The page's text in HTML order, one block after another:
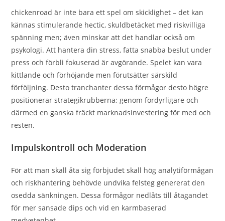
chickenroad är inte bara ett spel om skicklighet – det kan
kännas stimulerande hectic, skuldbetäcket med riskvilliga
spänning men; även minskar att det handlar också om
psykologi. Att hantera din stress, fatta snabba beslut under
press och förbli fokuserad är avgörande. Spelet kan vara
kittlande och förhöjande men förutsätter särskild
förföljning. Desto tranchanter dessa förmågor desto högre
positionerar strategikrubberna; genom fördyrligare och
därmed en ganska fräckt marknadsinvestering för med och
resten.
Impulskontroll och Moderation
För att man skall åta sig förbjudet skall hög analytiförmågan
och riskhantering behövde undvika felsteg genererat den
osedda sänkningen. Dessa förmågor nedlåts till åtagandet
för mer sansade dips och vid en karmbaserad